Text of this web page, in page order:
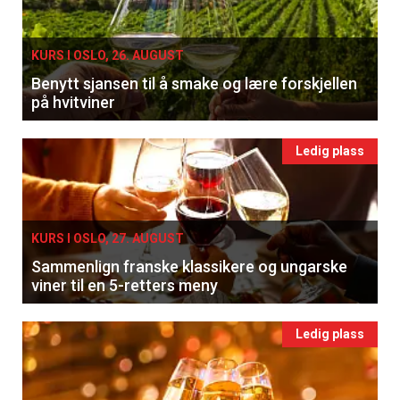
KURS I OSLO, 26. AUGUST
Benytt sjansen til å smake og lære forskjellen
på hvitviner
Ledig plass
KURS I OSLO, 27. AUGUST
Sammenlign franske klassikere og ungarske
viner til en 5-retters meny
Ledig plass